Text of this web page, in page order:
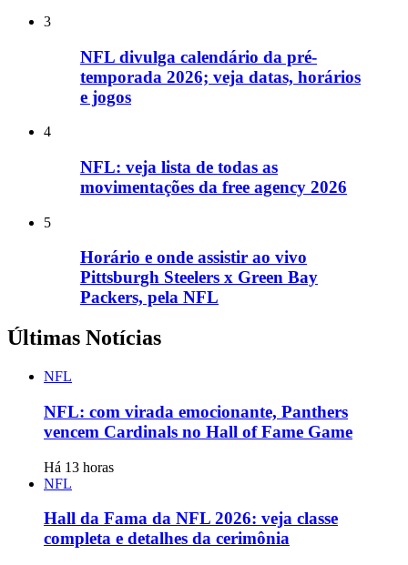
3
NFL divulga calendário da pré-
temporada 2026; veja datas, horários
e jogos
4
NFL: veja lista de todas as
movimentações da free agency 2026
5
Horário e onde assistir ao vivo
Pittsburgh Steelers x Green Bay
Packers, pela NFL
Últimas Notícias
NFL
NFL: com virada emocionante, Panthers
vencem Cardinals no Hall of Fame Game
Há 13 horas
NFL
Hall da Fama da NFL 2026: veja classe
completa e detalhes da cerimônia